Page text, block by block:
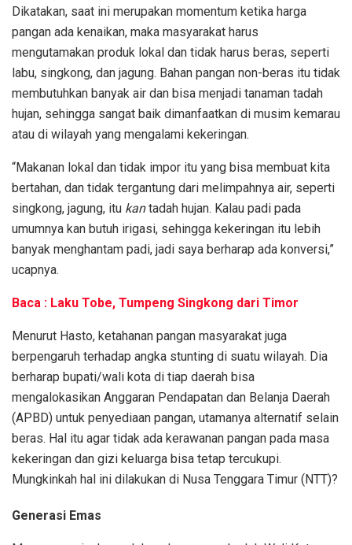
Dikatakan, saat ini merupakan momentum ketika harga
pangan ada kenaikan, maka masyarakat harus
mengutamakan produk lokal dan tidak harus beras, seperti
labu, singkong, dan jagung. Bahan pangan non-beras itu tidak
membutuhkan banyak air dan bisa menjadi tanaman tadah
hujan, sehingga sangat baik dimanfaatkan di musim kemarau
atau di wilayah yang mengalami kekeringan.
“Makanan lokal dan tidak impor itu yang bisa membuat kita
bertahan, dan tidak tergantung dari melimpahnya air, seperti
singkong, jagung, itu kantadah hujan. Kalau padi pada
umumnya kan butuh irigasi, sehingga kekeringan itu lebih
banyak menghantam padi, jadi saya berharap ada konversi,”
ucapnya.
Baca : Laku Tobe, Tumpeng Singkong dari Timor
Menurut Hasto, ketahanan pangan masyarakat juga
berpengaruh terhadap angka stunting di suatu wilayah. Dia
berharap bupati/wali kota di tiap daerah bisa
mengalokasikan Anggaran Pendapatan dan Belanja Daerah
(APBD) untuk penyediaan pangan, utamanya alternatif selain
beras. Hal itu agar tidak ada kerawanan pangan pada masa
kekeringan dan gizi keluarga bisa tetap tercukupi.
Mungkinkah hal ini dilakukan di Nusa Tenggara Timur (NTT)?
Generasi Emas